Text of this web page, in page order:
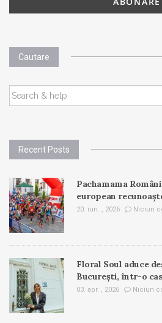
Cautare
SEARCH
FOR:
Recent Posts
Pachamama
european
20. iun. , 2026 Niciun
Floral Soul aduce
București, într-o
03. apr. , 2026 Niciun